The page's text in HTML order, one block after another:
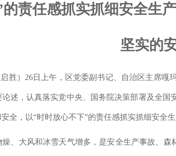
责任感抓实抓细安全生
坚实的
胜）26日上午，区党委副书记、自治区主席
述，认真落实党中央、国务院决策部署及全
全，以“时时放心不下”的责任感抓实抓细安全
、大风和冰雪天气增多，是安全生产事故、